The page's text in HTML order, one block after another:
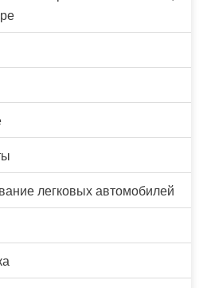
легковых автомобилей